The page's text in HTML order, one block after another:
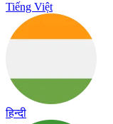
Tiếng Việt
हिन्दी